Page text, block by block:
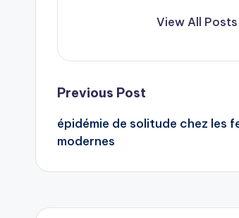
View All Posts
Post
navigation
Previous Post
épidémie de solitude chez les
modernes